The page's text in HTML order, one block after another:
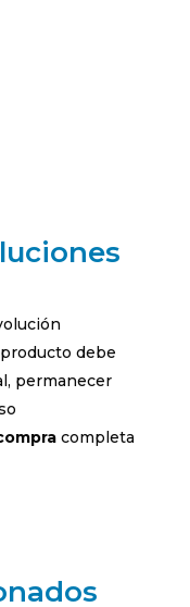
debe
permanecer
completa